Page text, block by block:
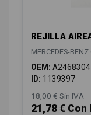
REJILLA
MERCEDES-
OEM:
ID: 1139397
18,00 € Sin IVA
21,78 € Con